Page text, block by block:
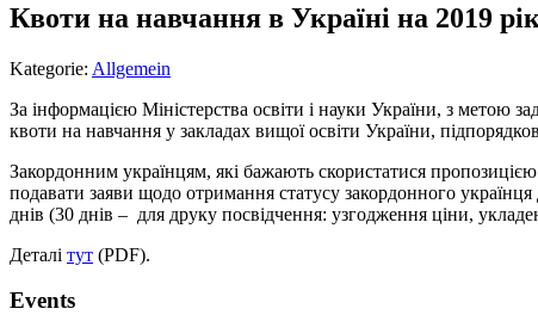
Квоти на навчання в Україні на 2019 рік
Kategorie: Allgemein
За інформацією Міністерства освіти і науки України, з метою
квоти на навчання у закладах вищої освіти України,
Закордонним українцям, які бажають скористатися
подавати заяви щодо отримання статусу закордонного
днів (30 днів – для друку посвідчення: узгодження ціни,
Деталі тут (PDF).
Events